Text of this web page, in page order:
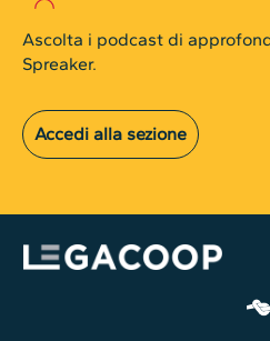
Ascolta i podcast di
Spreaker.
Accedi alla sezione